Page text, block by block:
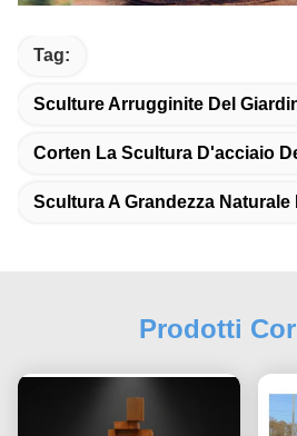
Tag:
Sculture Arrugginite Del
Corten La Scultura D'acciaio
Scultura A Grandezza Naturale
Prodotti